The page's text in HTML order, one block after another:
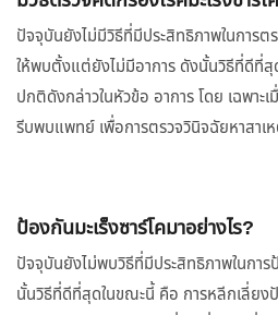
ปัจจุบันยังไม่มีวิธีที่มีประสิทธิภาพในการตร
ให้พบตั้งแต่ยังไม่มีอาการ ดังนั้นวิธีที่ดีที่
ปกติดังกล่าวในหัวข้อ อาการ โดย เฉพา
รีบพบแพทย์ เพื่อการตรวจวินิจฉัยหาสาเ
ป้องกันมะเร็งซาร์โคมาอย่างไร?
ปัจจุบันยังไม่พบวิธีที่มีประสิทธิภาพในการ
นั้นวิธีที่ดีที่สุดในขณะนี้ คือ การหลีกเลี่ยง